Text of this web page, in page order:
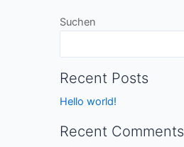
Suchen
Recent Posts
Hello world!
Recent Comments